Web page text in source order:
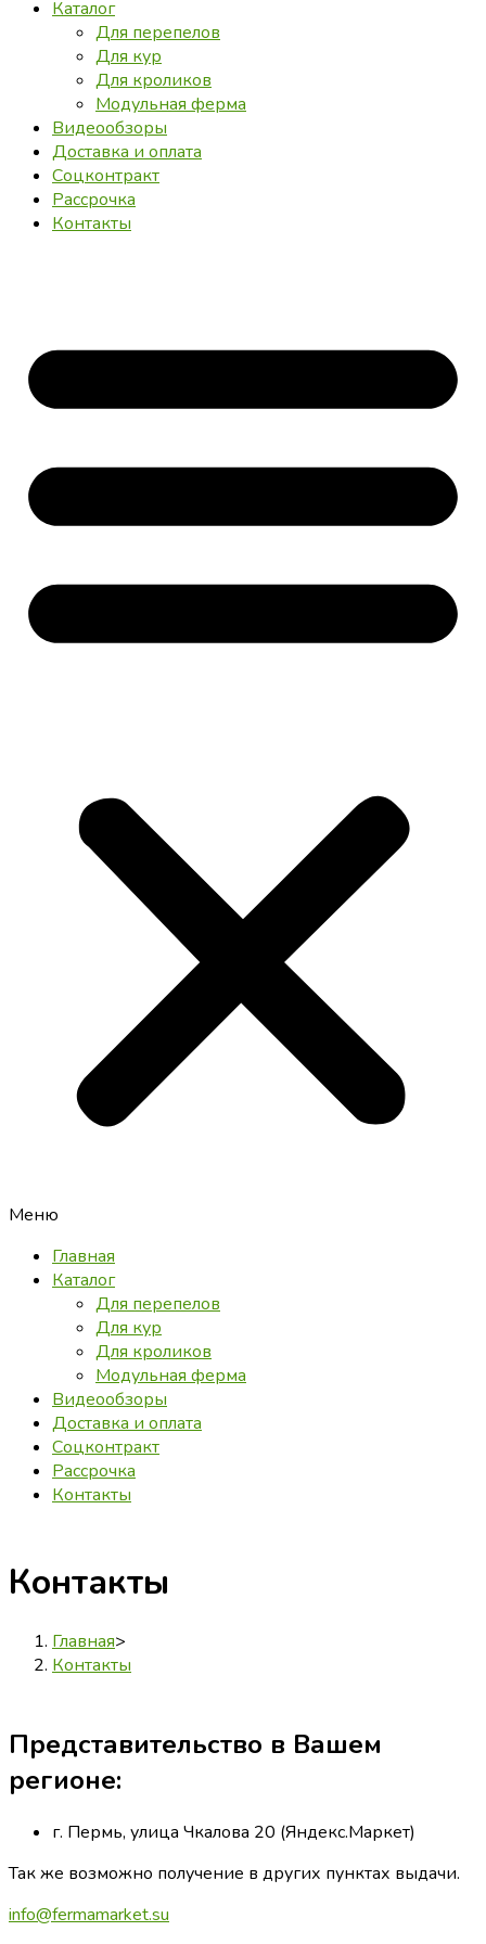
Каталог
Для перепелов
Для кур
Для кроликов
Модульная ферма
Видеообзоры
Доставка и оплата
Соцконтракт
Рассрочка
Контакты
Меню
Главная
Каталог
Для перепелов
Для кур
Для кроликов
Модульная ферма
Видеообзоры
Доставка и оплата
Соцконтракт
Рассрочка
Контакты
Контакты
Главная>
Контакты
Представительство в Вашем
регионе:
г. Пермь, улица Чкалова 20 (Яндекс.Маркет)
Так же возможно получение в других пунктах выдачи.
info@fermamarket.su